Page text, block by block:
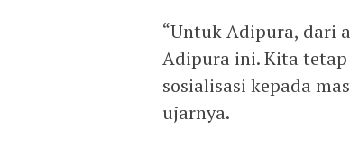
“Untuk Adipura, dari
Adipura ini. Kita
sosialisasi kepada
ujarnya.